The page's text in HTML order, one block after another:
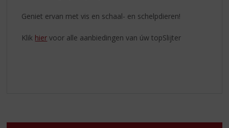
Geniet ervan met vis en schaal- en schelpdieren!
Klik hier voor alle aanbiedingen van úw topSlijter